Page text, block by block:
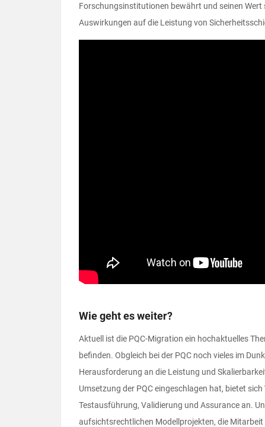
Forschungsinstitutionen bewährt und seinen
Auswirkungen auf die Leistung von
Wie geht es weiter?
Aktuell ist die PQC-Migration ein hochaktuelles
befinden. Obgleich bei der PQC noch vieles im
Herausforderung an die Leistung und
Umsetzung der PQC eingeschlagen hat, bietet
Testausführung, Validierung und Assurance an.
aufsichtsrechtlichen Modellprojekten, die